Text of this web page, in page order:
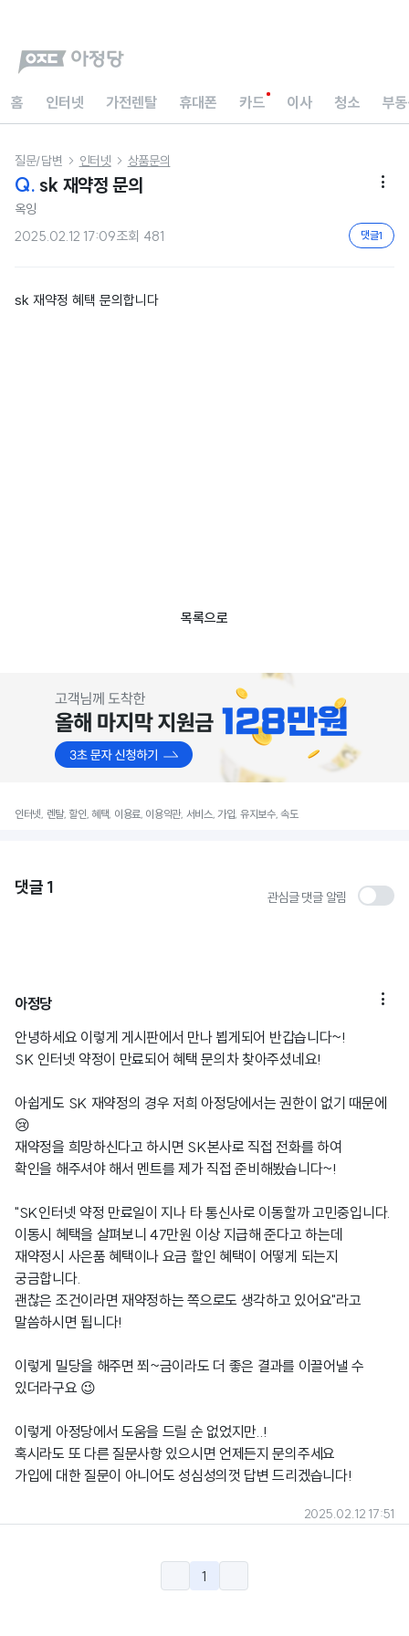
홈 인터넷 가전렌탈 휴대폰 카드 이사 청소 부
질문/답변  인터넷  상품문의
Q. sk 재약정 문의 
옥잉
2025.02.12 17:09조회 481 댓글1
sk 재약정 혜택 문의합니다
목록으로
인터넷, 렌탈, 할인, 혜택, 이용료, 이용약관, 서비스, 가입, 유지보수, 속도
댓글 1 관심글 댓글 알림
아정당 
안녕하세요 이렇게 게시판에서 만나 뵙게되어 반갑습니다~!
SK 인터넷 약정이 만료되어 혜택 문의차 찾아주셨네요!
아쉽게도 SK 재약정의 경우 저희 아정당에서는 권한이 없기 때문에
😢
재약정을 희망하신다고 하시면 SK본사로 직접 전화를 하여
확인을 해주셔야 해서 멘트를 제가 직접 준비해봤습니다~!
"SK인터넷 약정 만료일이 지나 타 통신사로 이동할까 고민중입니다.
이동시 혜택을 살펴보니 47만원 이상 지급해 준다고 하는데
재약정시 사은품 혜택이나 요금 할인 혜택이 어떻게 되는지
궁금합니다.
괜찮은 조건이라면 재약정하는 쪽으로도 생각하고 있어요"라고
말씀하시면 됩니다!
이렇게 밀당을 해주면 쬐~금이라도 더 좋은 결과를 이끌어낼 수
있더라구요 😉
이렇게 아정당에서 도움을 드릴 순 없었지만..!
혹시라도 또 다른 질문사항 있으시면 언제든지 문의주세요
가입에 대한 질문이 아니어도 성심성의껏 답변 드리겠습니다!
2025.02.12 17:51
1